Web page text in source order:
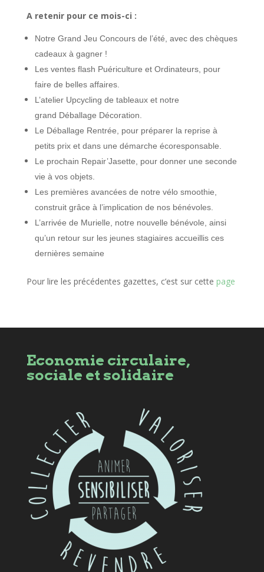
A retenir pour ce mois-ci :
Notre Grand Jeu Concours de l’été, avec des chèques
cadeaux à gagner !
Les ventes flash Puériculture et Ordinateurs, pour
faire de belles affaires.
L’atelier Upcycling de tableaux et notre
grand Déballage Décoration.
Le Déballage Rentrée, pour préparer la reprise à
petits prix et dans une démarche écoresponsable.
Le prochain Repair’Jasette, pour donner une seconde
vie à vos objets.
Les premières avancées de notre vélo smoothie,
construit grâce à l’implication de nos bénévoles.
L’arrivée de Murielle, notre nouvelle bénévole, ainsi
qu’un retour sur les jeunes stagiaires accueillis ces
dernières semaine
Pour lire les précédentes gazettes, c’est sur cette page
Economie circulaire,
sociale et solidaire